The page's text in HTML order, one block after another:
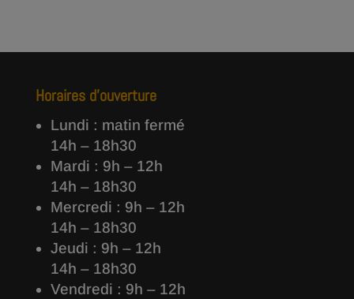
Horaires d’ouverture
Lundi : matin fermé
14h – 18h30
Mardi : 9h – 12h
14h – 18h30
Mercredi : 9h – 12h
14h – 18h30
Jeudi : 9h – 12h
14h – 18h30
Vendredi : 9h – 12h